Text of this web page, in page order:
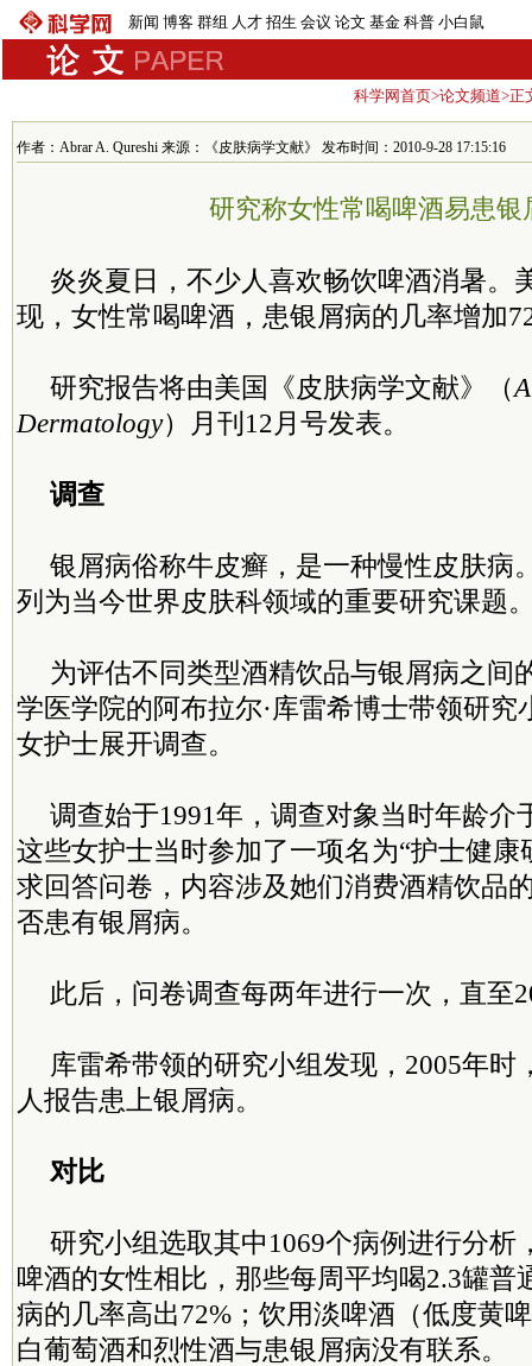
新闻 博客 群组 人才 招生 会议 论文 基金 科普 小白鼠
科学网首页>论文频道>正
作者：Abrar A. Qureshi 来源：《皮肤病学文献》 发布时间：2010-9-28 17:15:16
研究称女性常喝啤酒易患银
炎炎夏日，不少人喜欢畅饮啤酒消暑。
现，女性常喝啤酒，患银屑病的几率增加
研究报告将由美国《皮肤病学文献》（
Dermatology）月刊12月号发表。
调查
银屑病俗称牛皮癣，是一种慢性皮肤病
列为当今世界皮肤科领域的重要研究课题
为评估不同类型酒精饮品与银屑病之间
学医学院的阿布拉尔·库雷希博士带领研究
女护士展开调查。
调查始于1991年，调查对象当时年龄介
这些女护士当时参加了一项名为“护士健康
求回答问卷，内容涉及她们消费酒精饮品
否患有银屑病。
此后，问卷调查每两年进行一次，直至
库雷希带领的研究小组发现，2005年时
人报告患上银屑病。
对比
研究小组选取其中1069个病例进行分析
啤酒的女性相比，那些每周平均喝2.3罐普
病的几率高出72%；饮用淡啤酒（低度黄
白葡萄酒和烈性酒与患银屑病没有联系。